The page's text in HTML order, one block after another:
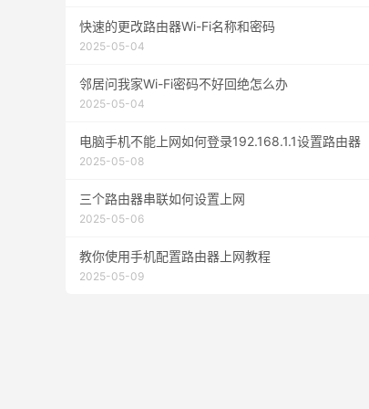
快速的更改路由器Wi-Fi名称和密码
2025-05-04
邻居问我家Wi-Fi密码不好回绝怎么办
2025-05-04
电脑手机不能上网如何登录192.168.1.1设置路由器
2025-05-08
三个路由器串联如何设置上网
2025-05-06
教你使用手机配置路由器上网教程
2025-05-09